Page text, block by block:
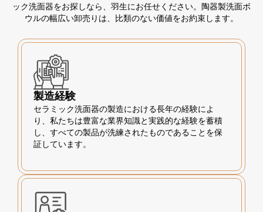
ック洗面器をお探しなら、羽生にお任せください。陶器製洗面ボ
ウルの幅広い卸売りは、比類のない価値をお約束します。
製造経験
セラミック洗面器の製造における長年の経験によ
り、私たちは豊富な業界知識と実践的な経験を蓄積
し、すべての製品が洗練されたものであることを保
証しています。